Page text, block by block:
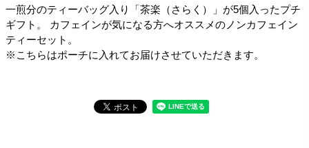
一煎分のティーバッグ入り「茶楽（さらく）」が5個入ったプチ
ギフト。 カフェインが気になる方へオススメのノンカフェイン
ティーセット。
※こちらはポーチに入れてお届けさせていただきます。